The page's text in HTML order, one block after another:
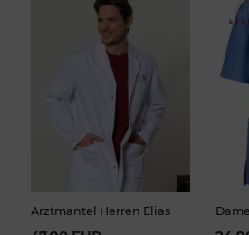
Arztmantel Herren Elias